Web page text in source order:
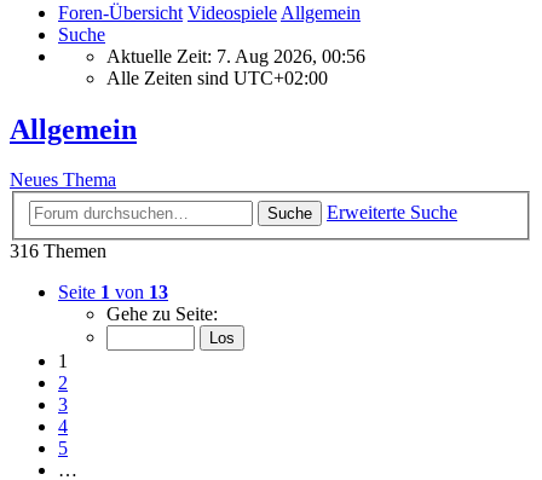
Foren-Übersicht Videospiele Allgemein
Suche
Aktuelle Zeit: 7. Aug 2026, 00:56
Alle Zeiten sind UTC+02:00
Allgemein
Neues Thema
Suche
Erweiterte Suche
316 Themen
Seite 1 von 13
Gehe zu Seite:
1
2
3
4
5
…